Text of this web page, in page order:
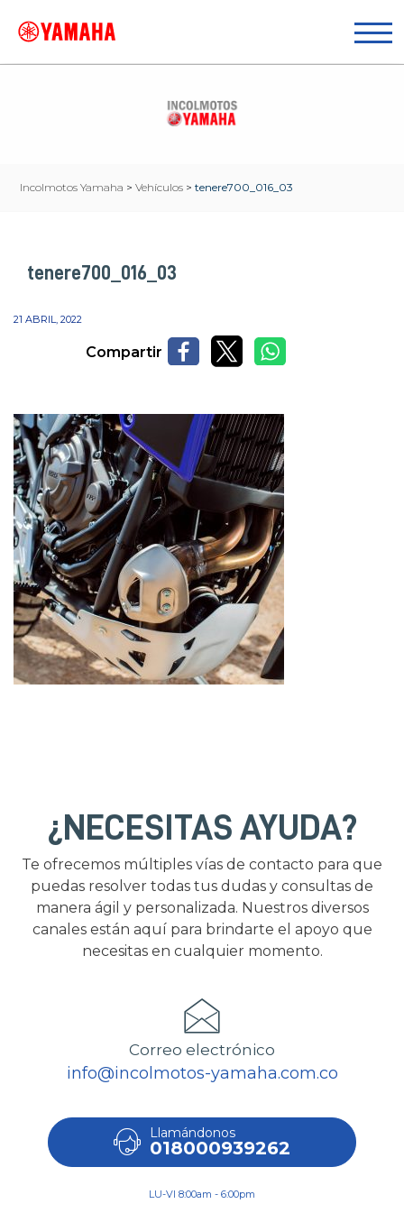
Incolmotos Yamaha > Vehículos > tenere700_016_03
tenere700_016_03
21 ABRIL, 2022
Compartir
¿NECESITAS AYUDA?
Te ofrecemos múltiples vías de contacto para que
puedas resolver todas tus dudas y consultas de
manera ágil y personalizada. Nuestros diversos
canales están aquí para brindarte el apoyo que
necesitas en cualquier momento.
Correo electrónico
info@incolmotos-yamaha.com.co
Llamándonos
018000939262
LU-VI 8:00am - 6:00pm